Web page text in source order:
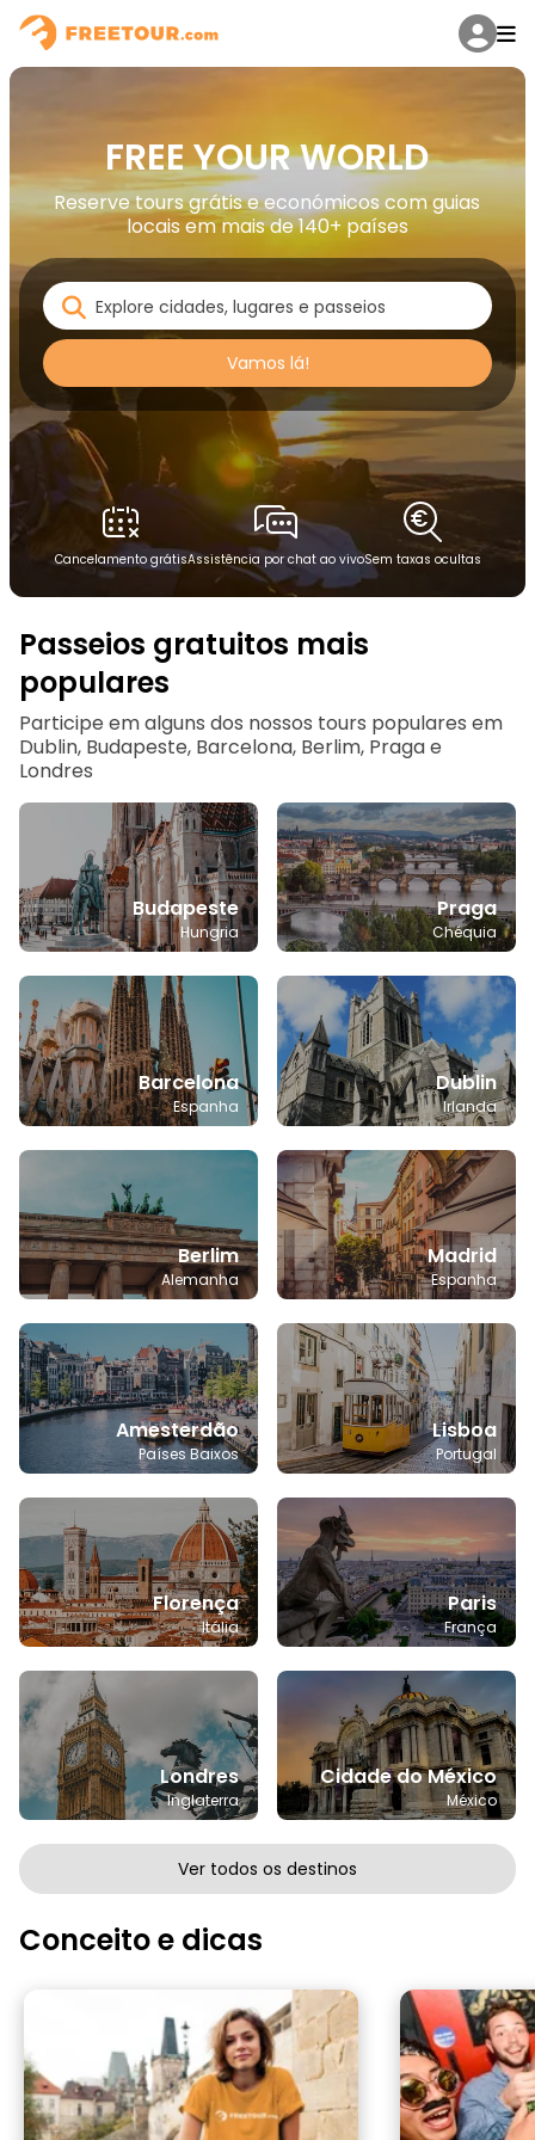
FREE YOUR WORLD
Reserve tours grátis e económicos com guias
locais em mais de 140+ países
Vamos lá!
Cancelamento grátisAssistência por chat ao vivoSem taxas ocultas
Passeios gratuitos mais
populares
Participe em alguns dos nossos tours populares em
Dublin, Budapeste, Barcelona, Berlim, Praga e
Londres
Budapeste
Hungria
Praga
Chéquia
Barcelona
Espanha
Dublin
Irlanda
Berlim
Alemanha
Madrid
Espanha
Amesterdão
Países Baixos
Lisboa
Portugal
Florença
Itália
Paris
França
Londres
Inglaterra
Cidade do México
México
Ver todos os destinos
Conceito e dicas